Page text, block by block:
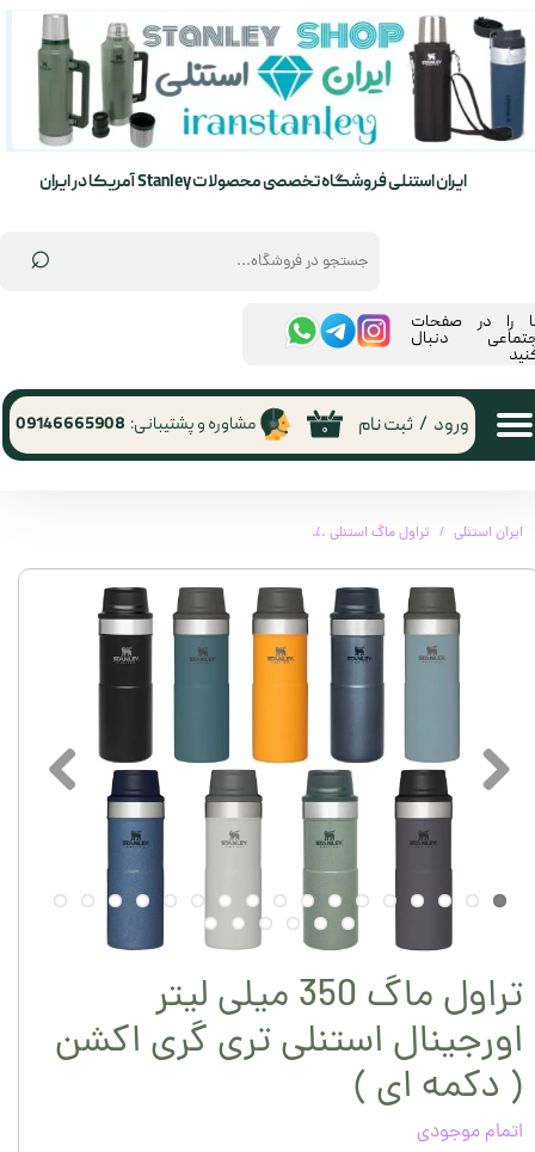
⌕
ایران استنلی فروشگاه تخصصی محصولات Stanley آمریکا در ایران
۰ ورود / ثبت نام
حساب کاربری من
تغییر گذر واژه
مشاوره و پشتیبانی: 09146665908
را در صفحات
دنبال
ایران استنلی تراول ماگ استنلی
تراول ماگ 350 میلی لیتر
اورجینال استنلی تری گری اکشن
( دکمه ای )
اتمام موجودی